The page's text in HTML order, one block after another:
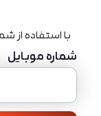
با استفاده از
شماره موبایل